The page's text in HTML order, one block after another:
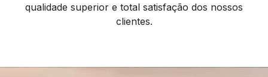
qualidade superior e total satisfação dos nossos
clientes.